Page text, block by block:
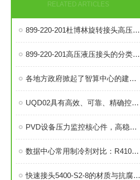
RELATED ARTICLES
899-220-201杜博林旋转接头高压液压接头的安装、调试与维护技巧
899-220-201高压液压接头的分类和注意事项
各地方政府掀起了智算中心的建设热潮
UQD02具有高效、可靠、精确控制温度等优势
PVD设备压力监控核心件，高稳定性压力开关现货秒发
数据中心常用制冷剂对比：R410a VS R134a
快速接头5400-S2-8的材质与抗腐蚀性探讨